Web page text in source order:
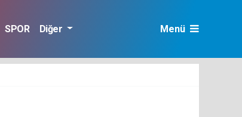
SPOR Diğer Menü